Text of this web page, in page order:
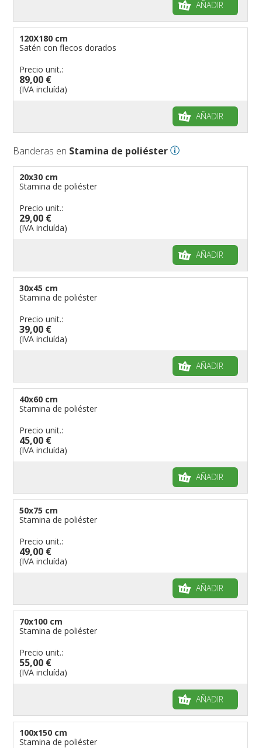
AÑADIR
120X180 cm
Satén con flecos dorados
Precio unit.:
89,00 €
(IVA incluída)
AÑADIR
Banderas en Stamina de poliéster
20x30 cm
Stamina de poliéster
Precio unit.:
29,00 €
(IVA incluída)
AÑADIR
30x45 cm
Stamina de poliéster
Precio unit.:
39,00 €
(IVA incluída)
AÑADIR
40x60 cm
Stamina de poliéster
Precio unit.:
45,00 €
(IVA incluída)
AÑADIR
50x75 cm
Stamina de poliéster
Precio unit.:
49,00 €
(IVA incluída)
AÑADIR
70x100 cm
Stamina de poliéster
Precio unit.:
55,00 €
(IVA incluída)
AÑADIR
100x150 cm
Stamina de poliéster